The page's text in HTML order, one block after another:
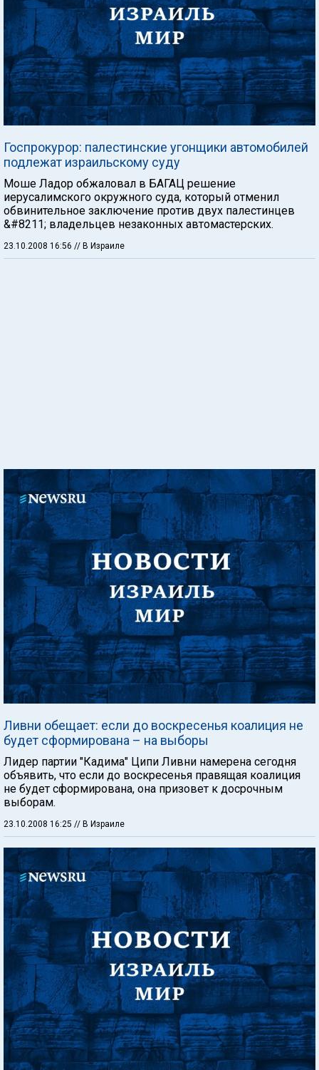
Госпрокурор: палестинские угонщики автомобилей
подлежат израильскому суду
Моше Ладор обжаловал в БАГАЦ решение
иерусалимского окружного суда, который отменил
обвинительное заключение против двух палестинцев
&#8211; владельцев незаконных автомастерских.
23.10.2008 16:56 // В Израиле
Ливни обещает: если до воскресенья коалиция не
будет сформирована – на выборы
Лидер партии "Кадима" Ципи Ливни намерена сегодня
объявить, что если до воскресенья правящая коалиция
не будет сформирована, она призовет к досрочным
выборам.
23.10.2008 16:25 // В Израиле